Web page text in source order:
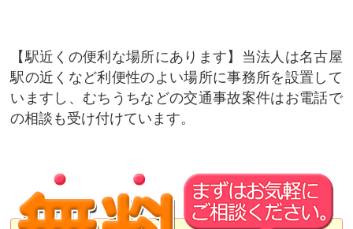
駅近くの便利な場所にあります
当法人は名古屋
駅の近くなど利便性のよい場所に事務所を設置して
いますし、むちうちなどの交通事故案件はお電話で
の相談も受け付けています。